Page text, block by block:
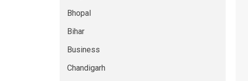
Bhopal
Bihar
Business
Chandigarh